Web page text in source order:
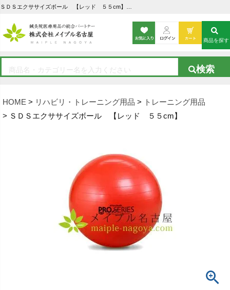
HOME リハビリ・トレーニング用品
トレーニング用品
ＳＤＳエクササイズボール 【レッド ５５cm】
商品を探す